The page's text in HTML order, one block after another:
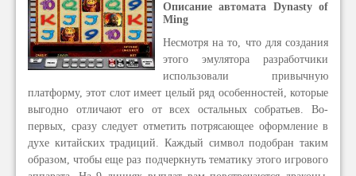
Описание автомата Dynasty of
Ming
Несмотря на то, что для создания
этого эмулятора разработчики
использовали привычную
платформу, этот слот имеет целый ряд особенностей, которые
выгодно отличают его от всех остальных собратьев. Во-
первых, сразу следует отметить потрясающее оформление в
духе китайских традиций. Каждый символ подобран таким
образом, чтобы еще раз подчеркнуть тематику этого игрового